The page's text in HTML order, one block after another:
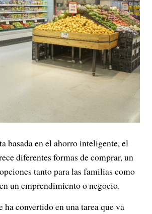
basada en el ahorro inteligente, el
diferentes formas de comprar, un
tanto para las familias como
un emprendimiento o negocio.
ha convertido en una tarea que va